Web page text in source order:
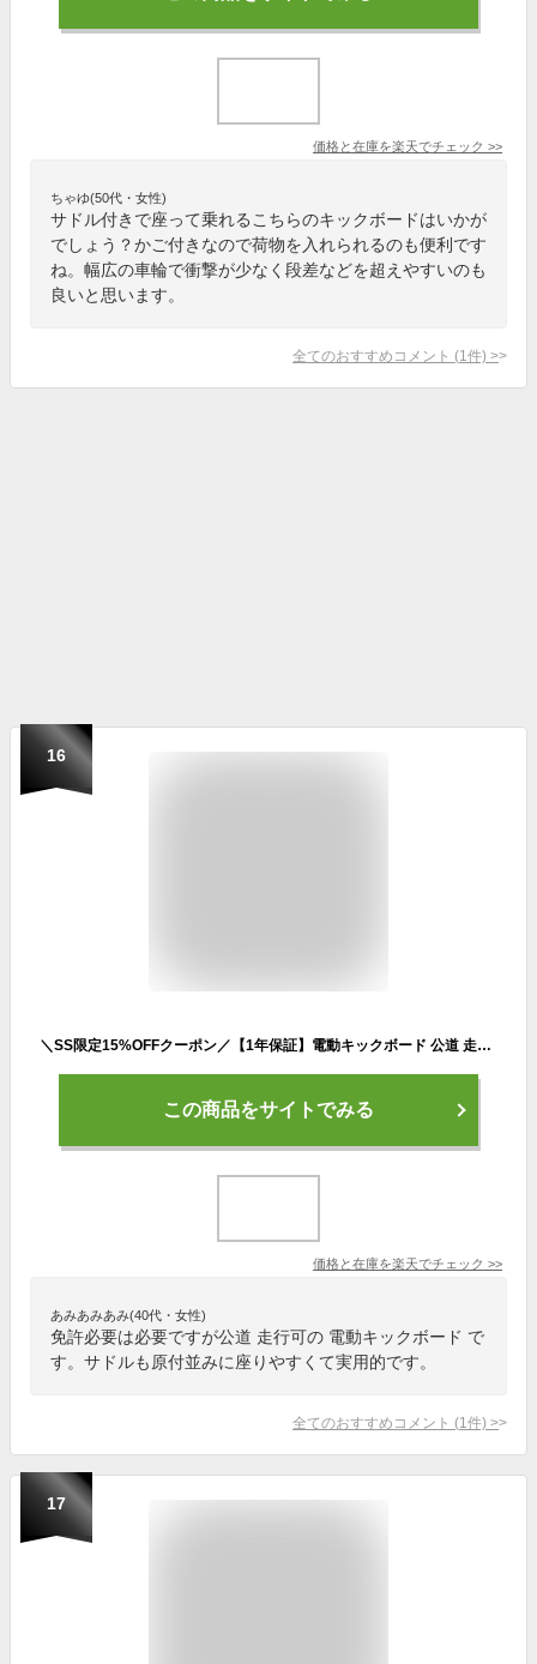
価格と在庫を楽天でチェック >>
ちゃゆ(50代・女性)
サドル付きで座って乗れるこちらのキックボードはいかが
でしょう？かご付きなので荷物を入れられるのも便利です
ね。幅広の車輪で衝撃が少なく段差などを超えやすいのも
良いと思います。
全てのおすすめコメント (1 件) >
16
＼SS限定15%OFFクーポン／【1年保証】電動キックボード 公道 走行可 免許必要 電動 キックボード キックスクーター 公道走行可 保安部品標準装備 PSE認証 サドル付き 立ち乗り 折りたたみ 最高速度25km/h 航続距離35km 耐荷重120kg 通勤 通学 買い物 移動 防水 od615
この商品をサイトでみる
価格と在庫を楽天でチェック >>
あみあみあみ(40代・女性)
免許必要は必要ですが公道 走行可の 電動キックボード で
す。サドルも原付並みに座りやすくて実用的です。
全てのおすすめコメント (1 件) >
17